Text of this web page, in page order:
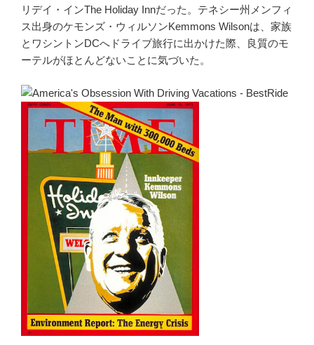
リデイ・インThe Holiday Innだった。テネシー州メンフィ
ス出身のケモンズ・ウィルソンKemmons Wilsonは、家族
とワシントンDCへドライブ旅行に出かけた際、良質のモ
ーテルがほとんどないことに気づいた。